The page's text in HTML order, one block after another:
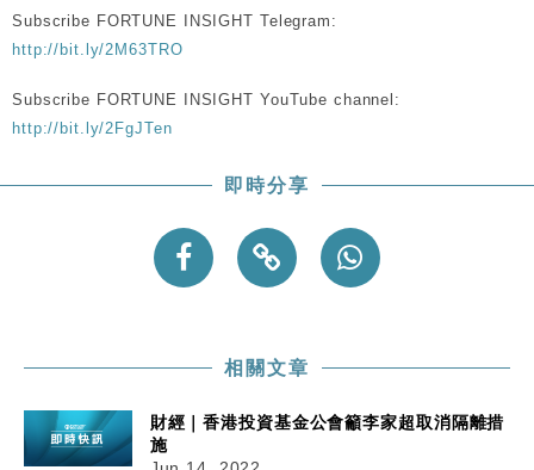
Subscribe FORTUNE INSIGHT Telegram:
http://bit.ly/2M63TRO
Subscribe FORTUNE INSIGHT YouTube channel:
http://bit.ly/2FgJTen
即時分享
相關文章
財經｜香港投資基金公會籲李家超取消隔離措
施